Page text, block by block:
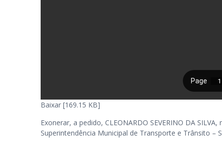
Baixar [169.15 KB]
Exonerar, a pedido, CLEONARDO SEVERINO DA
Superintendência Municipal de Transporte e Trânsito –